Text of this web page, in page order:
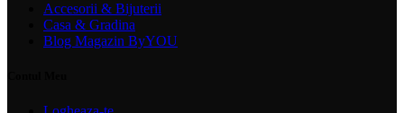
Accesorii & Bijuterii
Casa & Gradina
Blog Magazin ByYOU